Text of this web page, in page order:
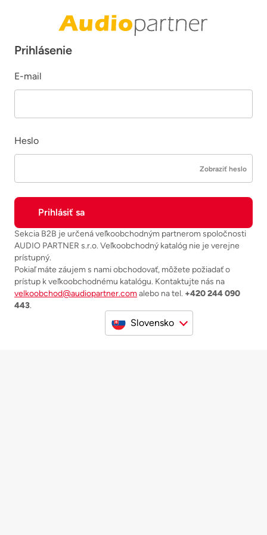
Prihlásenie
E-mail
Heslo
Zobraziť heslo
Sekcia B2B je určená veľkoobchodným partnerom spoločnosti
AUDIO PARTNER s.r.o. Veľkoobchodný katalóg nie je verejne
prístupný.
Pokiaľ máte záujem s nami obchodovať, môžete požiadať o
prístup k veľkoobchodnému katalógu. Kontaktujte nás na
velkoobchod@audiopartner.comalebo na tel. +420 244 090
443.
Slovensko